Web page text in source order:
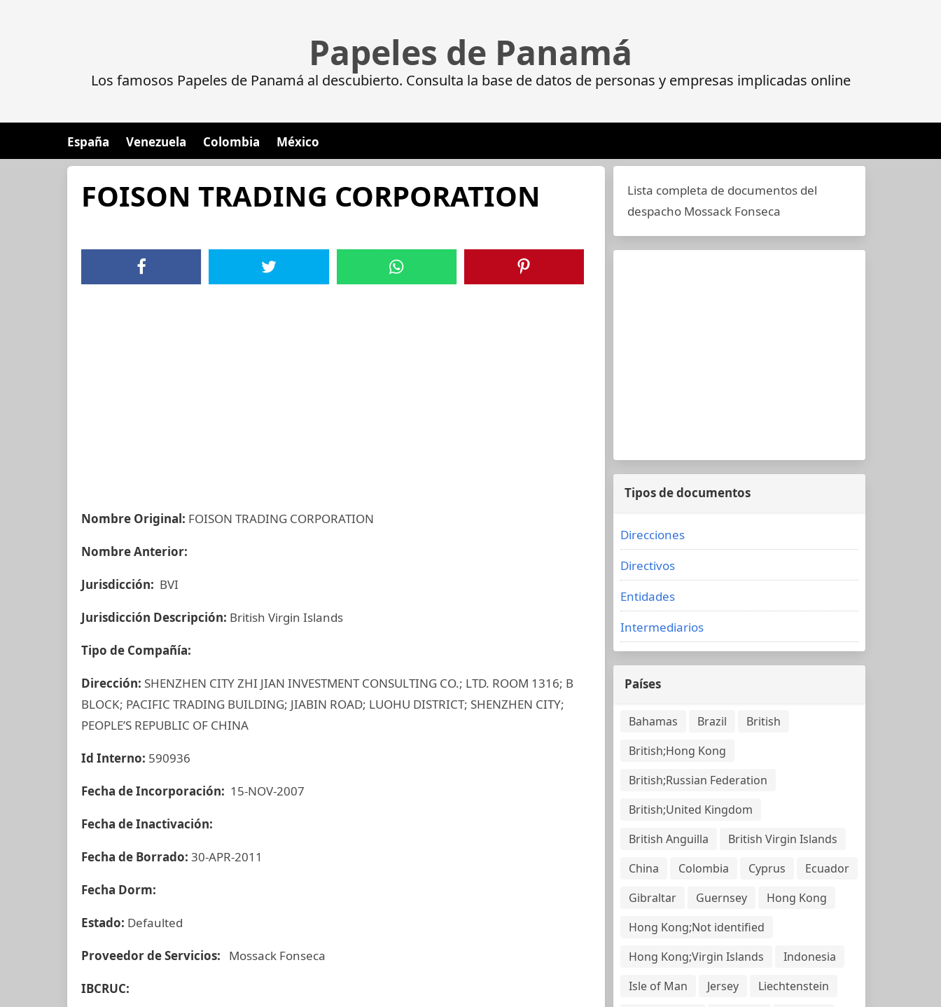
Papeles de Panamá
Los famosos Papeles de Panamá al descubierto. Consulta la base de datos de personas y empresas implicadas online
España Venezuela Colombia México
FOISON TRADING CORPORATION
Nombre Original: FOISON TRADING CORPORATION
Nombre Anterior:
Jurisdicción: BVI
Jurisdicción Descripción: British Virgin Islands
Tipo de Compañía:
Dirección: SHENZHEN CITY ZHI JIAN INVESTMENT CONSULTING CO.; LTD. ROOM 1316; B
BLOCK; PACIFIC TRADING BUILDING; JIABIN ROAD; LUOHU DISTRICT; SHENZHEN CITY;
PEOPLE’S REPUBLIC OF CHINA
Id Interno: 590936
Fecha de Incorporación: 15-NOV-2007
Fecha de Inactivación:
Fecha de Borrado: 30-APR-2011
Fecha Dorm:
Estado: Defaulted
Proveedor de Servicios: Mossack Fonseca
IBCRUC:
Lista completa de documentos del
despacho Mossack Fonseca
Tipos de documentos
Direcciones
Directivos
Entidades
Intermediarios
Países
Bahamas Brazil
British
British;Hong Kong
British;Russian Federation
British;United Kingdom
British Anguilla
British Virgin Islands
China
Colombia Cyprus
Ecuador
Gibraltar
Guernsey
Hong Kong
Hong Kong;Not identified
Hong Kong;Virgin Islands
Indonesia
Isle of Man
Jersey
Liechtenstein